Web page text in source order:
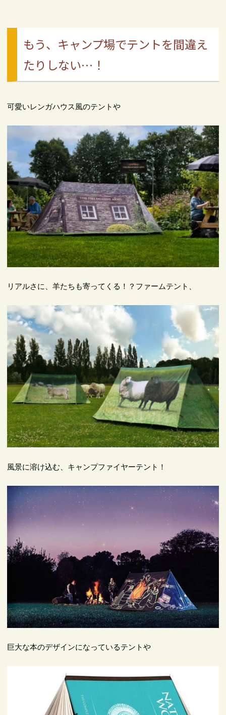
もう、キャンプ場でテントを間違え
たりしない…！
可愛いレンガハウス風のテントや
リアルさに、羊たちも寄ってくる！？ファームテント、
風景に溶け込む、キャンプファイヤーテント！
巨大な本のデザインになっているテントや